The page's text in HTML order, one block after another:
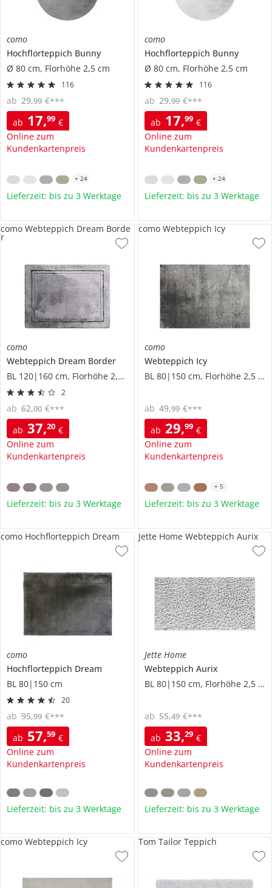
como
Hochflorteppich Bunny
Ø 80 cm, Florhöhe 2,5 cm
116
ab 17,99 €
Online zum
Kundenkartenpreis
ab 29,99 €***
+ 24
Lieferzeit: bis zu 3 Werktage
como
Hochflorteppich Bunny
Ø 80 cm, Florhöhe 2,5 cm
116
ab 17,99 €
Online zum
Kundenkartenpreis
ab 29,99 €***
+ 24
Lieferzeit: bis zu 3 Werktage
como
Webteppich Dream Border
BL 120|160 cm, Florhöhe 2,5 cm
2
ab 37,20 €
Online zum
Kundenkartenpreis
ab 62,00 €***
como Webteppich Dream Borde
r
Lieferzeit: bis zu 3 Werktage
como
Webteppich Icy
BL 80|150 cm, Florhöhe 2,5 cm
ab 29,99 €
Online zum
Kundenkartenpreis
ab 49,99 €***
como Webteppich Icy
+ 5
Lieferzeit: bis zu 3 Werktage
como
Hochflorteppich Dream
BL 80|150 cm
20
ab 57,59 €
Online zum
Kundenkartenpreis
ab 95,99 €***
como Hochflorteppich Dream
Lieferzeit: bis zu 3 Werktage
Jette Home
Webteppich Aurix
BL 80|150 cm, Florhöhe 2,5 cm
ab 33,29 €
Online zum
Kundenkartenpreis
ab 55,49 €***
Jette Home Webteppich Aurix
Lieferzeit: bis zu 3 Werktage
como Webteppich Icy Tom Tailor Teppich